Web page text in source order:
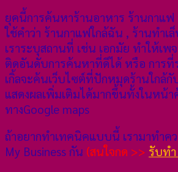
ยุคนี้การค้นหาร้านอาหาร ร้านกาแฟ
ใช้คำว่า ร้านกาแฟใกล้ฉัน , ร้านทำเ
เราระบุสถานที่ เช่น เอกมัย ทำให้เพ
ติดอันดับการค้นหาที่ดีได้ หรือ การที่
เกิ้ลจะค้นเว็บไซต์ที่ปักหมุดร้านใกล้
แสดงผลเพิ่มเติมได้มากขึ้นทั้งในหน้
ทางGoogle maps
ถ้าอยากทำเทคนิคแบบนี้ เรามาทำค
My Business กัน (สนใจกด >> รับทำ